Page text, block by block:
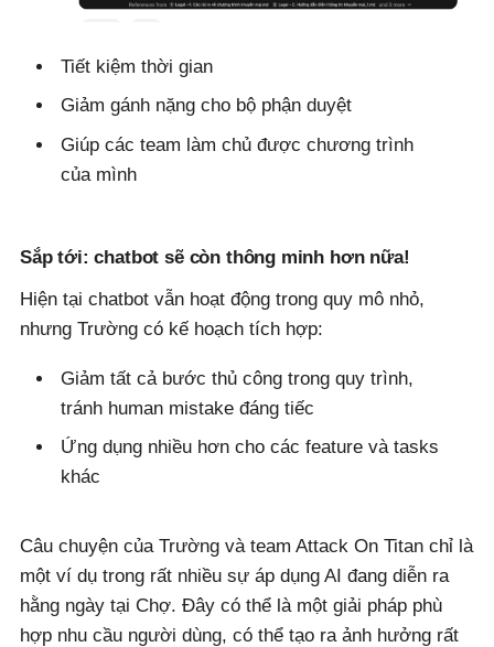
Tiết kiệm thời gian
Giảm gánh nặng cho bộ phận duyệt
Giúp các team làm chủ được chương trình
của mình
Sắp tới: chatbot sẽ còn thông minh hơn nữa!
Hiện tại chatbot vẫn hoạt động trong quy mô nhỏ,
nhưng Trường có kế hoạch tích hợp:
Giảm tất cả bước thủ công trong quy trình,
tránh human mistake đáng tiếc
Ứng dụng nhiều hơn cho các feature và tasks
khác
Câu chuyện của Trường và team Attack On Titan chỉ là
một ví dụ trong rất nhiều sự áp dụng AI đang diễn ra
hằng ngày tại Chợ. Đây có thể là một giải pháp phù
hợp nhu cầu người dùng, có thể tạo ra ảnh hưởng rất